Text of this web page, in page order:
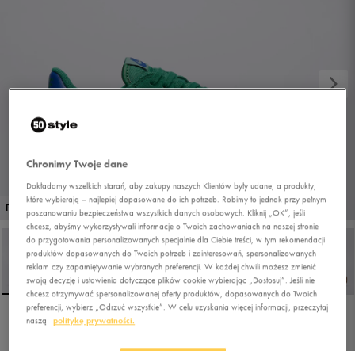
PROMO: DO -30% 1/7
NIKE FIELD GENERAL
Chronimy Twoje dane
Dokładamy wszelkich starań, aby zakupy naszych Klientów były udane, a produkty,
które wybierają – najlepiej dopasowane do ich potrzeb. Robimy to jednak przy pełnym
poszanowaniu bezpieczeństwa wszystkich danych osobowych. Kliknij „OK”, jeśli
chcesz, abyśmy wykorzystywali informacje o Twoich zachowaniach na naszej stronie
do przygotowania personalizowanych specjalnie dla Ciebie treści, w tym rekomendacji
produktów dopasowanych do Twoich potrzeb i zainteresowań, spersonalizowanych
reklam czy zapamiętywanie wybranych preferencji. W każdej chwili możesz zmienić
swoją decyzję i ustawienia dotyczące plików cookie wybierając „Dostosuj”. Jeśli nie
chcesz otrzymywać spersonalizowanej oferty produktów, dopasowanych do Twoich
preferencji, wybierz „Odrzuć wszystkie”. W celu uzyskania więcej informacji, przeczytaj
naszą
politykę prywatności.